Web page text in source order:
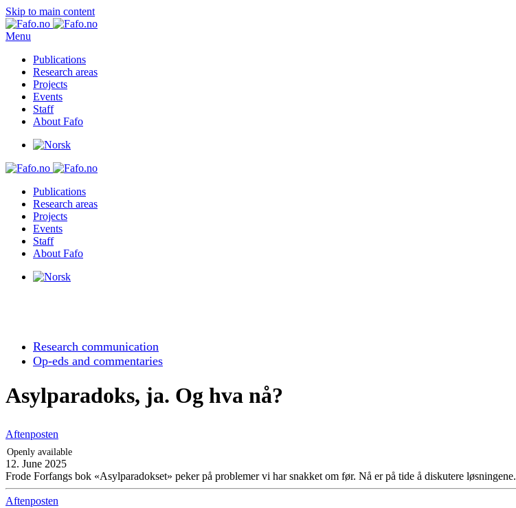
Skip to main content
Menu
Publications
Research areas
Projects
Events
Staff
About Fafo
Publications
Research areas
Projects
Events
Staff
About Fafo
Research communication
Op-eds and commentaries
Asylparadoks, ja. Og hva nå?
Aftenposten
Openly available
12. June 2025
Frode Forfangs bok «Asylparadokset» peker på problemer vi har snakket om før. Nå er på tide å diskutere løsningene.
Aftenposten